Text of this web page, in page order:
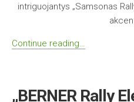
intriguojantys „Samsonas
Continue reading…
„BERNER Rally